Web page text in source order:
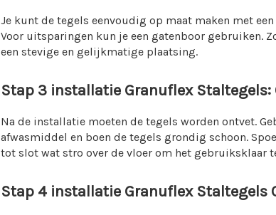
Je kunt de tegels eenvoudig op maat maken met
Voor uitsparingen kun je een gatenboor gebruiken.
een stevige en gelijkmatige plaatsing.
Stap 3 installatie Granuflex
Na de installatie moeten de tegels worden ontvet.
afwasmiddel en boen de tegels grondig schoon.
tot slot wat stro over de vloer om het gebruiksklaar
Stap 4 installatie Granuflex Staltegels